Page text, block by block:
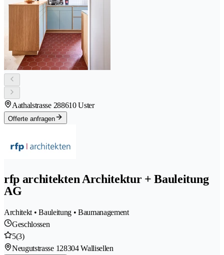
Aathalstrasse 288610 Uster
Offerte anfragen
rfp architekten Architektur + Bauleitung
AG
Architekt • Bauleitung • Baumanagement
Geschlossen
5(3)
Neugutstrasse 128304 Wallisellen